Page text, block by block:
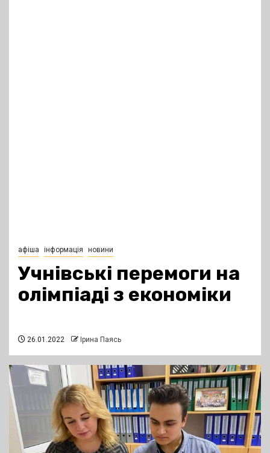
афіша інформація новини
Учнівські перемоги на
олімпіаді з економіки
26.01.2022 Ірина Паясь